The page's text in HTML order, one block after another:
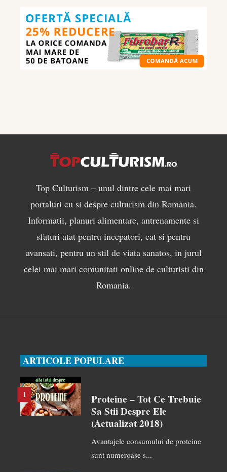
mănânci
pentru
masă
musculară
Top Culturism – unul dintre cele mai mari
portaluri cu si despre culturism din Romania.
Informatii, planuri alimentare, antrenamente si
sfaturi atat pentru incepatori, cat si pentru
avansati, pentru un stil de viata sanatos, in jurul
celei mai mari comunitati online de culturisti din
Romania.
ARTICOLE POPULARE
1
Proteine – Tot Ce Trebuie
Sa Stii Despre Ele
(actualizat 2018)
Avantajele consumului de proteine
sunt numeroase s...